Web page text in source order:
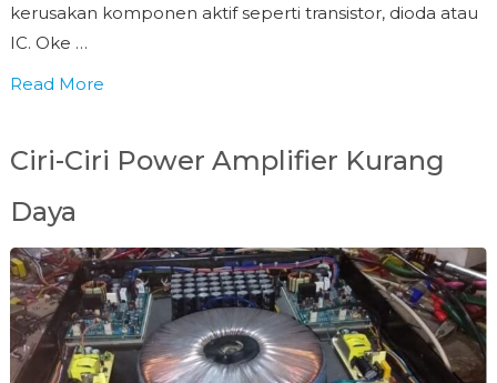
kerusakan komponen aktif seperti transistor, dioda atau
IC. Oke …
Read More
Ciri-Ciri Power Amplifier Kurang
Daya